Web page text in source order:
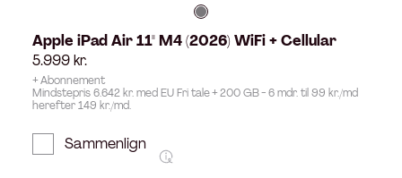
Apple iPad Air 11" M4 (2026) WiFi + Cellular
5.999kr.
+ Abonnement
Mindstepris 6.642 kr. med EU Fri tale + 200 GB - 6 mdr. til 99 kr./md
herefter 149 kr./md.
Sammenlign